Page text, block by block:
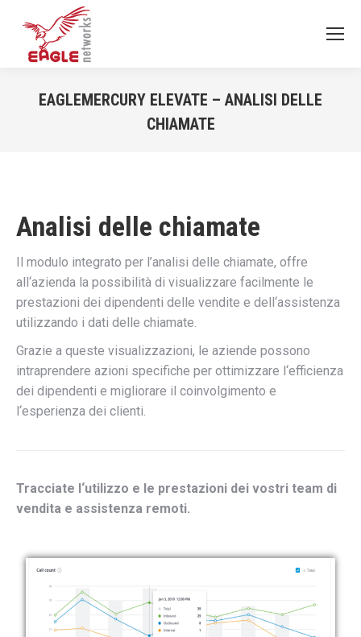
EAGLEMERCURY ELEVATE – ANALISI DELLE
CHIAMATE
Analisi delle chiamate
Il modulo integrato per l’analisi delle chiamate, offre
all‘azienda la possibilità di visualizzare facilmente le
prestazioni dei dipendenti delle vendite e dell‘assistenza
utilizzando i dati delle chiamate.
Grazie a queste visualizzazioni, le aziende possono
intraprendere azioni specifiche per ottimizzare l‘efficienza
dei dipendenti e migliorare il coinvolgimento e
l‘esperienza dei clienti.
Tracciate l‘utilizzo e le prestazioni dei vostri team di
vendita e assistenza remoti.